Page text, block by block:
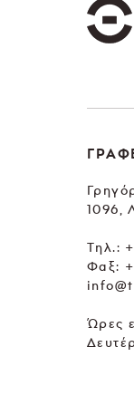
1096,
Tηλ.:
Φαξ:
Ώρες